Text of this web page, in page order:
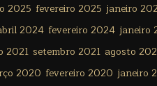
2025 fevereiro 2025 janeiro
2024 fevereiro 2024 janeiro
2021 setembro 2021 agosto
2020 fevereiro 2020 janeiro